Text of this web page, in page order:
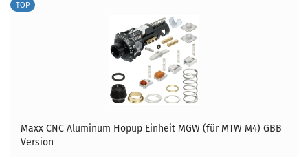
TOP
Maxx CNC Aluminum Hopup Einheit MGW (für MTW M4) GBB
Version